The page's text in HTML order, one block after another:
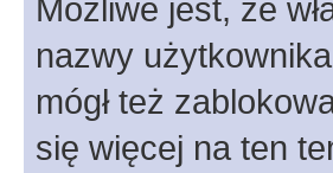
Możliwe jest, że
nazwy
mógł też
się więcej na ten